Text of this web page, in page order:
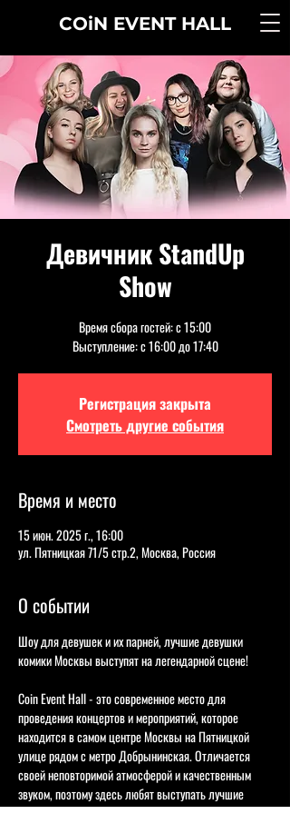
COiN EVENT HALL
Девичник StandUp
Show
Время сбора гостей: с 15:00
Выступление: с 16:00 до 17:40
Регистрация закрыта
Смотреть другие события
Время и место
15 июн. 2025 г., 16:00
ул. Пятницкая 71/5 стр.2, Москва, Россия
О событии
Шоу для девушек и их парней, лучшие девушки
комики Москвы выступят на легендарной сцене!
Coin Event Hall - это современное место для
проведения концертов и мероприятий, которое
находится в самом центре Москвы на Пятницкой
улице рядом с метро Добрынинская. Отличается
своей неповторимой атмосферой и качественным
звуком, поэтому здесь любят выступать лучшие